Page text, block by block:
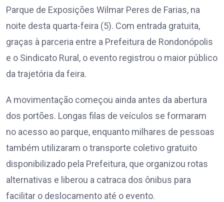
Parque de Exposições Wilmar Peres de Farias, na
noite desta quarta-feira (5). Com entrada gratuita,
graças à parceria entre a Prefeitura de Rondonópolis
e o Sindicato Rural, o evento registrou o maior público
da trajetória da feira.
A movimentação começou ainda antes da abertura
dos portões. Longas filas de veículos se formaram
no acesso ao parque, enquanto milhares de pessoas
também utilizaram o transporte coletivo gratuito
disponibilizado pela Prefeitura, que organizou rotas
alternativas e liberou a catraca dos ônibus para
facilitar o deslocamento até o evento.